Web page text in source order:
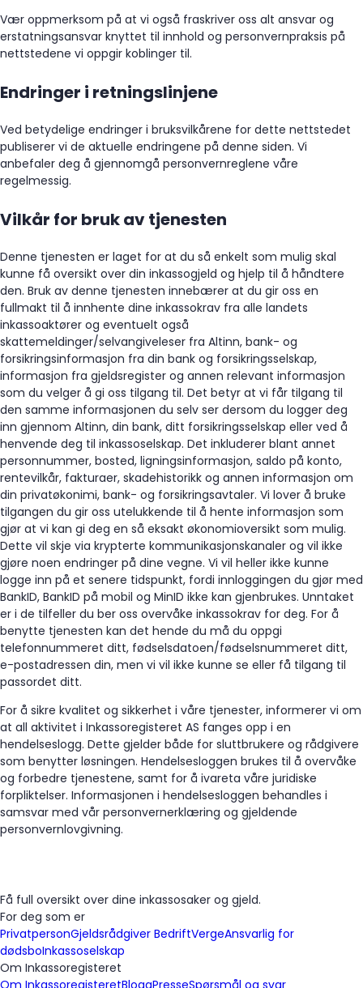
Vær oppmerksom på at vi også fraskriver oss alt ansvar og
erstatningsansvar knyttet til innhold og personvernpraksis på
nettstedene vi oppgir koblinger til.
Endringer i retningslinjene
Ved betydelige endringer i bruksvilkårene for dette nettstedet
publiserer vi de aktuelle endringene på denne siden. Vi
anbefaler deg å gjennomgå personvernreglene våre
regelmessig.
Vilkår for bruk av tjenesten
Denne tjenesten er laget for at du så enkelt som mulig skal
kunne få oversikt over din inkassogjeld og hjelp til å håndtere
den. Bruk av denne tjenesten innebærer at du gir oss en
fullmakt til å innhente dine inkassokrav fra alle landets
inkassoaktører og eventuelt også
skattemeldinger/selvangiveleser fra Altinn, bank- og
forsikringsinformasjon fra din bank og forsikringsselskap,
informasjon fra gjeldsregister og annen relevant informasjon
som du velger å gi oss tilgang til. Det betyr at vi får tilgang til
den samme informasjonen du selv ser dersom du logger deg
inn gjennom Altinn, din bank, ditt forsikringsselskap eller ved å
henvende deg til inkassoselskap. Det inkluderer blant annet
personnummer, bosted, ligningsinformasjon, saldo på konto,
rentevilkår, fakturaer, skadehistorikk og annen informasjon om
din privatøkonimi, bank- og forsikringsavtaler. Vi lover å bruke
tilgangen du gir oss utelukkende til å hente informasjon som
gjør at vi kan gi deg en så eksakt økonomioversikt som mulig.
Dette vil skje via krypterte kommunikasjonskanaler og vil ikke
gjøre noen endringer på dine vegne. Vi vil heller ikke kunne
logge inn på et senere tidspunkt, fordi innloggingen du gjør med
BankID, BankID på mobil og MinID ikke kan gjenbrukes. Unntaket
er i de tilfeller du ber oss overvåke inkassokrav for deg. For å
benytte tjenesten kan det hende du må du oppgi
telefonnummeret ditt, fødselsdatoen/fødselsnummeret ditt,
e-postadressen din, men vi vil ikke kunne se eller få tilgang til
passordet ditt.
For å sikre kvalitet og sikkerhet i våre tjenester, informerer vi om
at all aktivitet i Inkassoregisteret AS fanges opp i en
hendelseslogg. Dette gjelder både for sluttbrukere og rådgivere
som benytter løsningen. Hendelsesloggen brukes til å overvåke
og forbedre tjenestene, samt for å ivareta våre juridiske
forpliktelser. Informasjonen i hendelsesloggen behandles i
samsvar med vår personvernerklæring og gjeldende
personvernlovgivning.
Få full oversikt over dine inkassosaker og gjeld.
For deg som er
PrivatpersonGjeldsrådgiver BedriftVergeAnsvarlig for
dødsboInkassoselskap
Om Inkassoregisteret